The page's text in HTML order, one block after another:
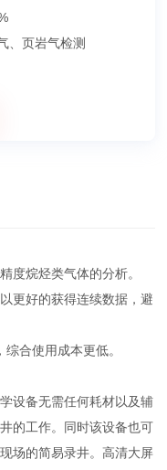
、页岩气检测
度烷烃类气体的分析。
更好的获得连续数据，避
合使用成本更低。
设备无需任何耗材以及辅
的工作。同时该设备也可
场的简易录井。高清大屏